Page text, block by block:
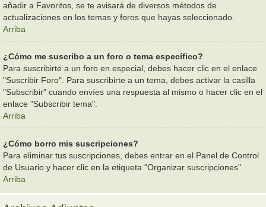
añadir a Favoritos, se te avisará de diversos métodos de
actualizaciones en los temas y foros que hayas seleccionado.
Arriba
¿Cómo me suscribo a un foro o tema específico?
Para suscribirte a un foro en especial, debes hacer clic en el enlace
"Suscribir Foro". Para suscribirte a un tema, debes activar la casilla
"Subscribir" cuando envíes una respuesta al mismo o hacer clic en el
enlace "Subscribir tema".
Arriba
¿Cómo borro mis suscripciones?
Para eliminar tus suscripciones, debes entrar en el Panel de Control
de Usuario y hacer clic en la etiqueta "Organizar suscripciones".
Arriba